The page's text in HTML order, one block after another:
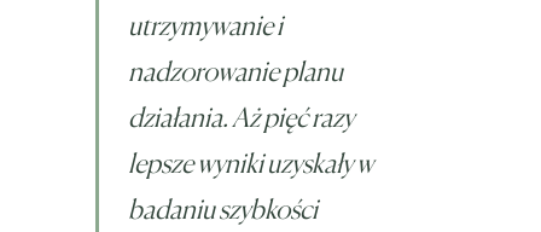
utrzymywanie i
nadzorowanie planu
działania. Aż pięć razy
lepsze wyniki uzyskały w
badaniu szybkości